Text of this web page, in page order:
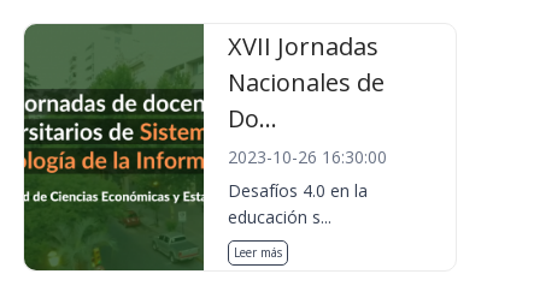
XVII Jornadas
Nacionales de
Do...
2023-10-26 16:30:00
Desafíos 4.0 en la
educación s...
Leer más